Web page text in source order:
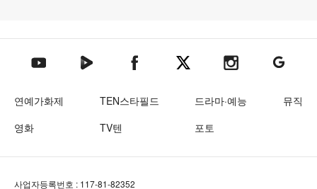
텐아시아 유튜브텐아시아 네이버TV텐아시아 페이스북텐아시아 엑스텐아시아 인스타그램
텐아시아
연예가화제 TEN스타필드 드라마·예능
뮤직
영화
TV텐 포토
사업자등록번호 : 117-81-82352